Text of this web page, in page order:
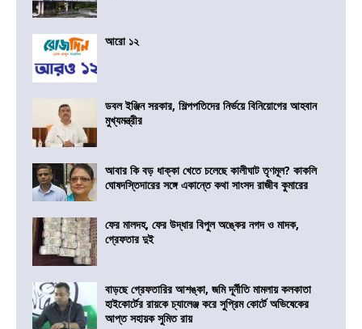
আরো ১২
ডবল ইঞ্জিন সরকার, শিল্পপতিদের নির্ভয়ে বিনিয়োগের আহবান
মুখ্যমন্ত্রীর
আবার কি বড় ধাক্কা খেতে চলেছে কালীঘাট তৃণমূল? কাকলি
ঘোষদস্তিদারের সঙ্গে একান্তে কথা সাংসদ রাজীব কুমারের
ফের মালদহ, ফের উদ্ধার বিপুল অঙ্কের নগদ ও মাদক,
গ্রেফতার দুই
বাড়ছে গ্রেফতারির আশঙ্কা, জমি দূর্নীতি মামলায় কলকাতা
হাইকোর্টের রায়কে চ্যালেঞ্জ করে সুপ্রিম কোর্টে অভিষেকের
আপ্ত সহায়ক সুমিত রায়